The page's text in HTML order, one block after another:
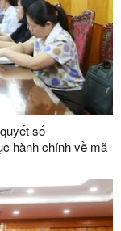
số
hành chính về mã